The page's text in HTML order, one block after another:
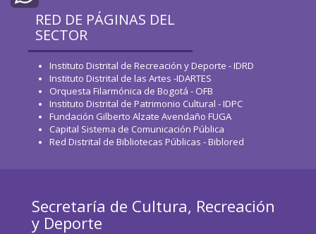
WhatsAppRED DE PÁGINAS DEL
SECTOR
Instituto Distrital de Recreación y Deporte - IDRD
Instituto Distrital de las Artes -IDARTES
Orquesta Filarmónica de Bogotá - OFB
Instituto Distrital de Patrimonio Cultural - IDPC
Fundación Gilberto Alzate Avendaño FUGA
Capital Sistema de Comunicación Pública
Red Distrital de Bibliotecas Públicas - Biblored
Secretaría de Cultura, Recreación
y Deporte